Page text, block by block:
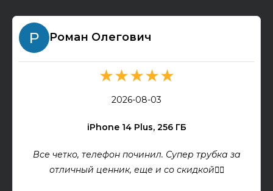
Роман Олегович
★★★★★
2026-08-03
iPhone 14 Plus, 256 ГБ
Все четко, телефон починил. Супер трубка за
отличный ценник, еще и со скидкой👍🏻